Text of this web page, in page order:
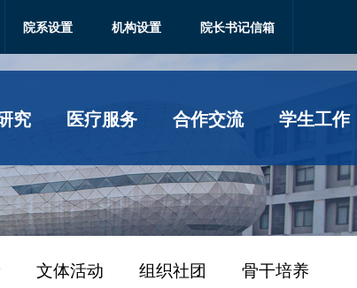
究 医疗服务 合作交流 学生工作
院系设置 机构设置 院长书记信箱
文体活动 组织社团 骨干培养